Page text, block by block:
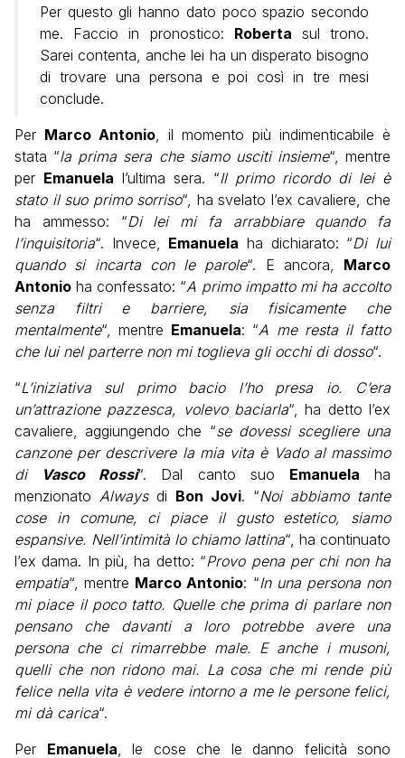
Per questo gli hanno dato poco spazio secondo
me. Faccio in pronostico: Roberta sul trono.
Sarei contenta, anche lei ha un disperato bisogno
di trovare una persona e poi così in tre mesi
conclude.
Per Marco Antonio , il momento più indimenticabile è
stata “la prima sera che siamo usciti insieme“, mentre
per Emanuela l’ultima sera. “Il primo ricordo di lei è
stato il suo primo sorriso“, ha svelato l’ex cavaliere, che
ha ammesso: “Di lei mi fa arrabbiare quando fa
l’inquisitoria“. Invece, Emanuela ha dichiarato: “Di lui
quando si incarta con le parole“. E ancora, Marco
Antonio ha confessato: “A primo impatto mi ha accolto
senza filtri e barriere, sia fisicamente che
mentalmente“, mentre Emanuela: “A me resta il fatto
che lui nel parterre non mi toglieva gli occhi di dosso“.
“L’iniziativa sul primo bacio l’ho presa io. C’era
un’attrazione pazzesca, volevo baciarla“, ha detto l’ex
cavaliere, aggiungendo che “se dovessi scegliere una
canzone per descrivere la mia vita è Vado al massimo
di
Vasco Rossi“. Dal canto suo Emanuela ha
menzionato Alwaysdi Bon Jovi. “Noi abbiamo tante
cose in comune, ci piace il gusto estetico, siamo
espansive. Nell’intimità lo chiamo lattina“, ha continuato
l’ex dama. In più, ha detto: “Provo pena per chi non ha
empatia“, mentre Marco Antonio: “In una persona non
mi piace il poco tatto. Quelle che prima di parlare non
pensano che davanti a loro potrebbe avere una
persona che ci rimarrebbe male. E anche i musoni,
quelli che non ridono mai. La cosa che mi rende più
felice nella vita è vedere intorno a me le persone felici,
mi dà carica“.
Per Emanuela , le cose che le danno felicità sono